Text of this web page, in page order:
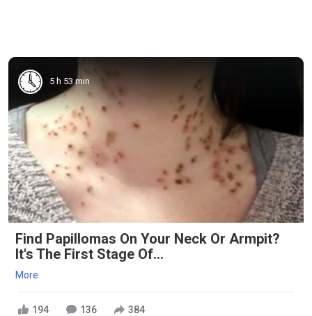
5 h 53 min
Find Papillomas On Your Neck Or Armpit?
It's The First Stage Of...
More
194 136 384